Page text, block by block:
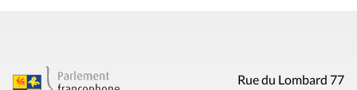
Rue du Lombard 77